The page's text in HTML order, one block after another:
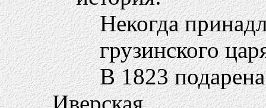
Некогда
грузинского
В 1823